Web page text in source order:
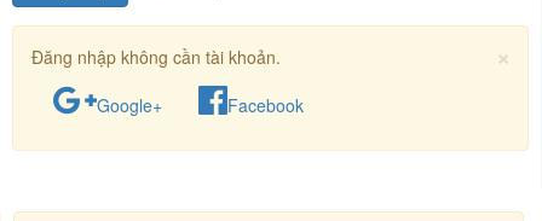
×
Đăng nhập không cần tài khoản.
Google+
Facebook